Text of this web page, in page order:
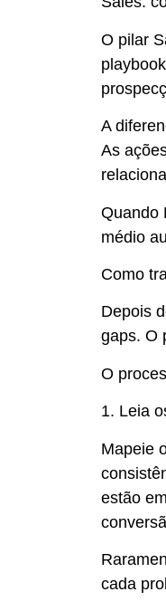
O pilar
A
As
Quando
médio
Como
Depois
gaps. O
O
1. Leia
Mapeie
estão
cada